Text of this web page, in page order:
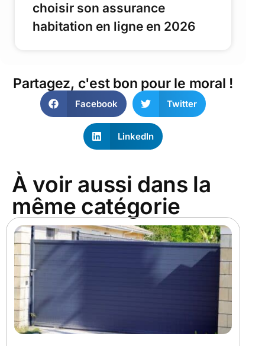
choisir son assurance
habitation en ligne en 2026
Partagez, c'est bon pour le moral !
Facebook Twitter
LinkedIn
À voir aussi dans la
même catégorie